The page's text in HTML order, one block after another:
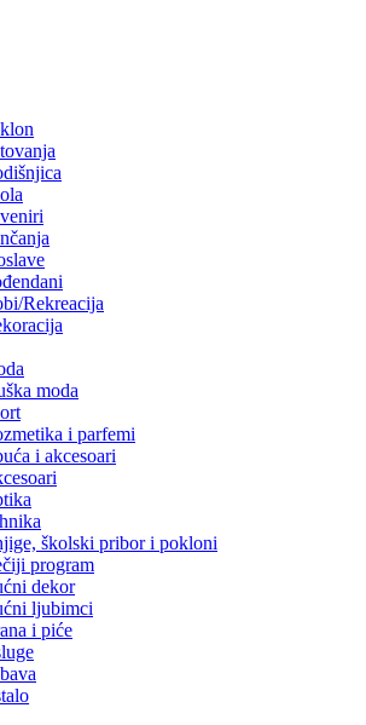
Rekreacija
moda
i parfemi
i akcesoari
školski pribor i pokloni
program
dekor
ljubimci
i piće